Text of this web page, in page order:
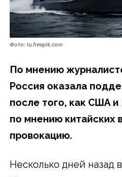
Фото: ru.freepik.com
По мнению
Россия оказала
после того, как США и
по мнению китайских
провокацию.
Несколько дней назад